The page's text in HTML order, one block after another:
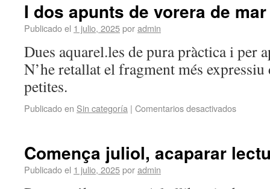
I dos apunts de vorera de mar
Publicado el 1 julio, 2025poradmin
Dues aquarel.les de pura pràctica i per
N’he retallat el fragment més expressiu
petites.
Publicado en Sin categoría | Comentarios desactivados
Comença juliol, acaparar
Publicado el 1 julio, 2025poradmin